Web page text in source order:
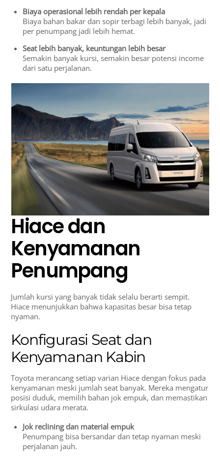
Biaya operasional lebih rendah per kepala
Biaya bahan bakar dan sopir terbagi lebih banyak, jadi
per penumpang jadi lebih hemat.
Seat lebih banyak, keuntungan lebih besar
Semakin banyak kursi, semakin besar potensi income
dari satu perjalanan.
Hiace dan
Kenyamanan
Penumpang
Jumlah kursi yang banyak tidak selalu berarti sempit.
Hiace menunjukkan bahwa kapasitas besar bisa tetap
nyaman.
Konfigurasi Seat dan
Kenyamanan Kabin
Toyota merancang setiap varian Hiace dengan fokus pada
kenyamanan meski jumlah seat banyak. Mereka mengatur
posisi duduk, memilih bahan jok empuk, dan memastikan
sirkulasi udara merata.
Jok reclining dan material empuk
Penumpang bisa bersandar dan tetap nyaman meski
perjalanan jauh.